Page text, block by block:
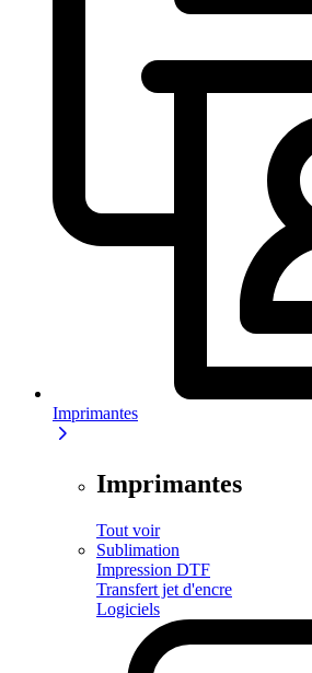
Imprimantes
Imprimantes
Tout voir
Sublimation
Impression DTF
Transfert jet d'encre
Logiciels